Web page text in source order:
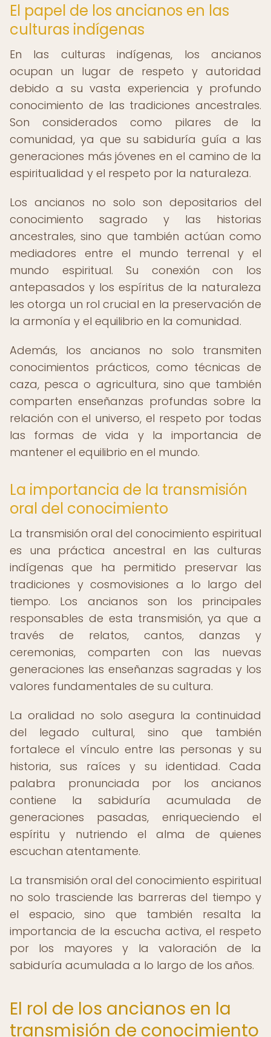
El papel de los ancianos en las
culturas indígenas
En las culturas indígenas, los ancianos
ocupan un lugar de respeto y autoridad
debido a su vasta experiencia y profundo
conocimiento de las tradiciones ancestrales.
Son considerados como pilares de la
comunidad, ya que su sabiduría guía a las
generaciones más jóvenes en el camino de la
espiritualidad y el respeto por la naturaleza.
Los ancianos no solo son depositarios del
conocimiento sagrado y las historias
ancestrales, sino que también actúan como
mediadores entre el mundo terrenal y el
mundo espiritual. Su conexión con los
antepasados y los espíritus de la naturaleza
les otorga un rol crucial en la preservación de
la armonía y el equilibrio en la comunidad.
Además, los ancianos no solo transmiten
conocimientos prácticos, como técnicas de
caza, pesca o agricultura, sino que también
comparten enseñanzas profundas sobre la
relación con el universo, el respeto por todas
las formas de vida y la importancia de
mantener el equilibrio en el mundo.
La importancia de la transmisión
oral del conocimiento
La transmisión oral del conocimiento espiritual
es una práctica ancestral en las culturas
indígenas que ha permitido preservar las
tradiciones y cosmovisiones a lo largo del
tiempo. Los ancianos son los principales
responsables de esta transmisión, ya que a
través de relatos, cantos, danzas y
ceremonias, comparten con las nuevas
generaciones las enseñanzas sagradas y los
valores fundamentales de su cultura.
La oralidad no solo asegura la continuidad
del legado cultural, sino que también
fortalece el vínculo entre las personas y su
historia, sus raíces y su identidad. Cada
palabra pronunciada por los ancianos
contiene la sabiduría acumulada de
generaciones pasadas, enriqueciendo el
espíritu y nutriendo el alma de quienes
escuchan atentamente.
La transmisión oral del conocimiento espiritual
no solo trasciende las barreras del tiempo y
el espacio, sino que también resalta la
importancia de la escucha activa, el respeto
por los mayores y la valoración de la
sabiduría acumulada a lo largo de los años.
El rol de los ancianos en la
transmisión de conocimiento